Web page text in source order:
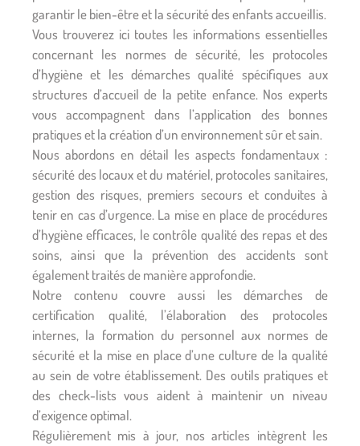
garantir le bien-être et la sécurité des enfants accueillis.
Vous trouverez ici toutes les informations essentielles
concernant les normes de sécurité, les protocoles
d’hygiène et les démarches qualité spécifiques aux
structures d’accueil de la petite enfance. Nos experts
vous accompagnent dans l’application des bonnes
pratiques et la création d’un environnement sûr et sain.
Nous abordons en détail les aspects fondamentaux :
sécurité des locaux et du matériel, protocoles sanitaires,
gestion des risques, premiers secours et conduites à
tenir en cas d’urgence. La mise en place de procédures
d’hygiène efficaces, le contrôle qualité des repas et des
soins, ainsi que la prévention des accidents sont
également traités de manière approfondie.
Notre contenu couvre aussi les démarches de
certification qualité, l’élaboration des protocoles
internes, la formation du personnel aux normes de
sécurité et la mise en place d’une culture de la qualité
au sein de votre établissement. Des outils pratiques et
des check-lists vous aident à maintenir un niveau
d’exigence optimal.
Régulièrement mis à jour, nos articles intègrent les